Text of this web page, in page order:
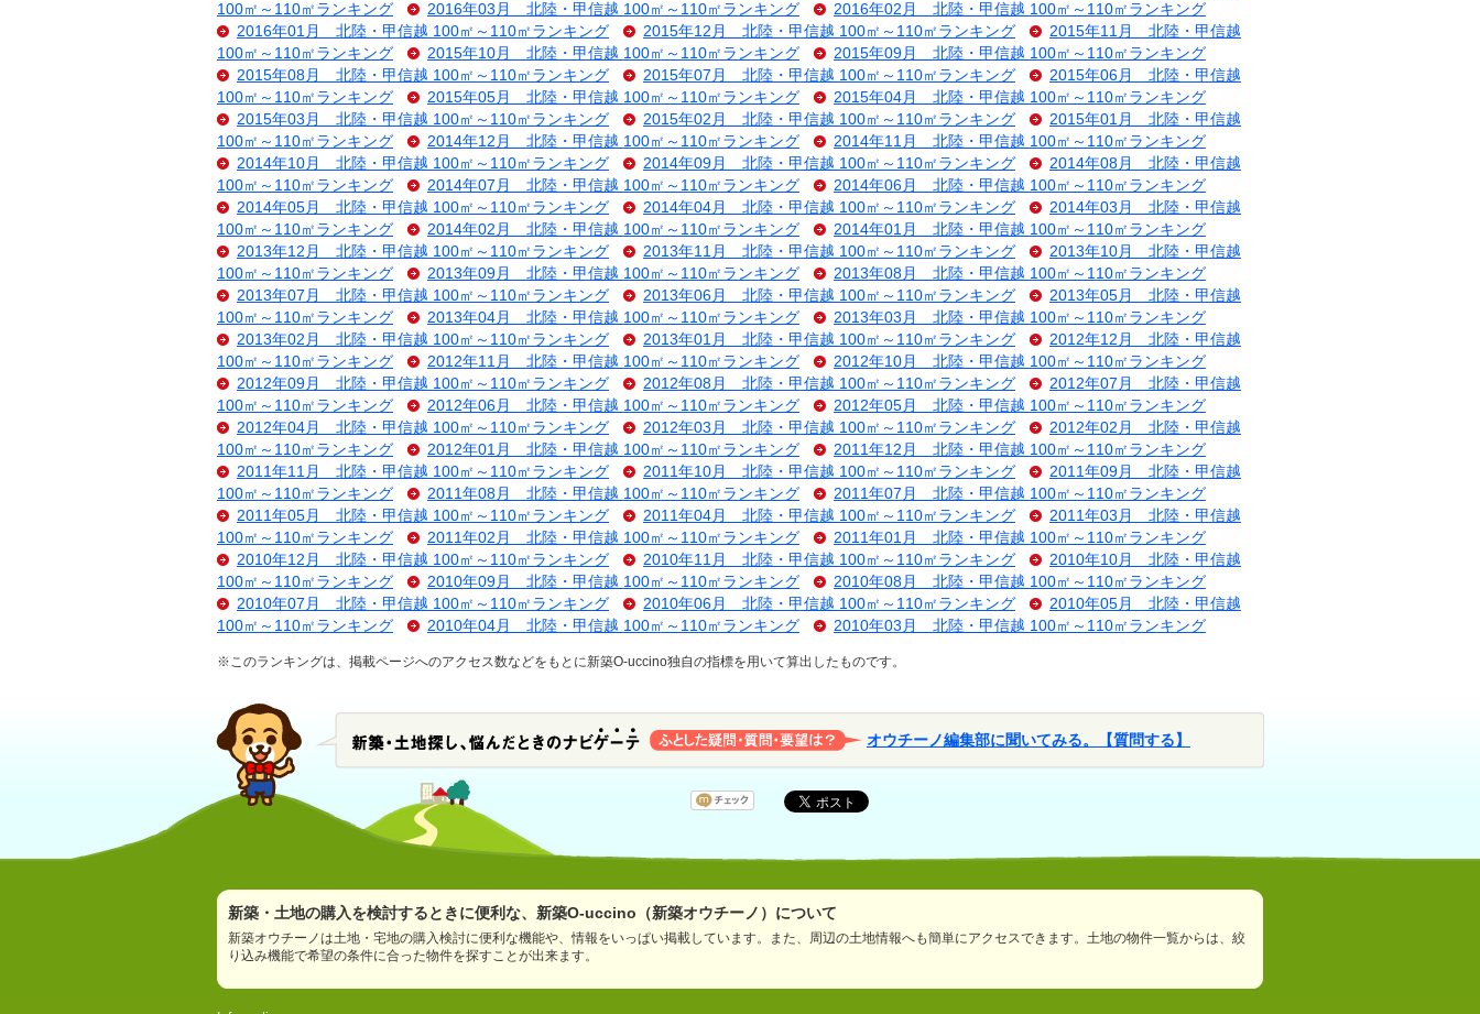
100㎡～110㎡ランキング
2016年03月 北陸・甲信越 100㎡～110㎡ランキング
2016年02月 北陸・甲信越 100㎡～110㎡ランキング
2016年01月 北陸・甲信越 100㎡～110㎡ランキング
2015年12月 北陸・甲信越 100㎡～110㎡ランキング
2015年11月 北陸・甲信越
100㎡～110㎡ランキング
2015年10月 北陸・甲信越 100㎡～110㎡ランキング
2015年09月 北陸・甲信越 100㎡～110㎡ランキング
2015年08月 北陸・甲信越 100㎡～110㎡ランキング
2015年07月 北陸・甲信越 100㎡～110㎡ランキング
2015年06月 北陸・甲信越
100㎡～110㎡ランキング
2015年05月 北陸・甲信越 100㎡～110㎡ランキング
2015年04月 北陸・甲信越 100㎡～110㎡ランキング
2015年03月 北陸・甲信越 100㎡～110㎡ランキング
2015年02月 北陸・甲信越 100㎡～110㎡ランキング
2015年01月 北陸・甲信越
100㎡～110㎡ランキング
2014年12月 北陸・甲信越 100㎡～110㎡ランキング
2014年11月 北陸・甲信越 100㎡～110㎡ランキング
2014年10月 北陸・甲信越 100㎡～110㎡ランキング
2014年09月 北陸・甲信越 100㎡～110㎡ランキング
2014年08月 北陸・甲信越
100㎡～110㎡ランキング
2014年07月 北陸・甲信越 100㎡～110㎡ランキング
2014年06月 北陸・甲信越 100㎡～110㎡ランキング
2014年05月 北陸・甲信越 100㎡～110㎡ランキング
2014年04月 北陸・甲信越 100㎡～110㎡ランキング
2014年03月 北陸・甲信越
100㎡～110㎡ランキング
2014年02月 北陸・甲信越 100㎡～110㎡ランキング
2014年01月 北陸・甲信越 100㎡～110㎡ランキング
2013年12月 北陸・甲信越 100㎡～110㎡ランキング
2013年11月 北陸・甲信越 100㎡～110㎡ランキング
2013年10月 北陸・甲信越
100㎡～110㎡ランキング
2013年09月 北陸・甲信越 100㎡～110㎡ランキング
2013年08月 北陸・甲信越 100㎡～110㎡ランキング
2013年07月 北陸・甲信越 100㎡～110㎡ランキング
2013年06月 北陸・甲信越 100㎡～110㎡ランキング
2013年05月 北陸・甲信越
100㎡～110㎡ランキング
2013年04月 北陸・甲信越 100㎡～110㎡ランキング
2013年03月 北陸・甲信越 100㎡～110㎡ランキング
2013年02月 北陸・甲信越 100㎡～110㎡ランキング
2013年01月 北陸・甲信越 100㎡～110㎡ランキング
2012年12月 北陸・甲信越
100㎡～110㎡ランキング
2012年11月 北陸・甲信越 100㎡～110㎡ランキング
2012年10月 北陸・甲信越 100㎡～110㎡ランキング
2012年09月 北陸・甲信越 100㎡～110㎡ランキング
2012年08月 北陸・甲信越 100㎡～110㎡ランキング
2012年07月 北陸・甲信越
100㎡～110㎡ランキング
2012年06月 北陸・甲信越 100㎡～110㎡ランキング
2012年05月 北陸・甲信越 100㎡～110㎡ランキング
2012年04月 北陸・甲信越 100㎡～110㎡ランキング
2012年03月 北陸・甲信越 100㎡～110㎡ランキング
2012年02月 北陸・甲信越
100㎡～110㎡ランキング
2012年01月 北陸・甲信越 100㎡～110㎡ランキング
2011年12月 北陸・甲信越 100㎡～110㎡ランキング
2011年11月 北陸・甲信越 100㎡～110㎡ランキング
2011年10月 北陸・甲信越 100㎡～110㎡ランキング
2011年09月 北陸・甲信越
100㎡～110㎡ランキング
2011年08月 北陸・甲信越 100㎡～110㎡ランキング
2011年07月 北陸・甲信越 100㎡～110㎡ランキング
2011年05月 北陸・甲信越 100㎡～110㎡ランキング
2011年04月 北陸・甲信越 100㎡～110㎡ランキング
2011年03月 北陸・甲信越
100㎡～110㎡ランキング
2011年02月 北陸・甲信越 100㎡～110㎡ランキング
2011年01月 北陸・甲信越 100㎡～110㎡ランキング
2010年12月 北陸・甲信越 100㎡～110㎡ランキング
2010年11月 北陸・甲信越 100㎡～110㎡ランキング
2010年10月 北陸・甲信越
100㎡～110㎡ランキング
2010年09月 北陸・甲信越 100㎡～110㎡ランキング
2010年08月 北陸・甲信越 100㎡～110㎡ランキング
2010年07月 北陸・甲信越 100㎡～110㎡ランキング
2010年06月 北陸・甲信越 100㎡～110㎡ランキング
2010年05月 北陸・甲信越
100㎡～110㎡ランキング
2010年04月 北陸・甲信越 100㎡～110㎡ランキング 2010年03月 北陸・甲信越 100㎡～110㎡ランキング
※このランキングは、掲載ページへのアクセス数などをもとに新築O-uccino独自の指標を用いて算出したものです。
オウチーノ編集部に聞いてみる。【質問する】
新築・土地の購入を検討するときに便利な、新築O-uccino（新築オウチーノ）について
新築オウチーノは土地・宅地の購入検討に便利な機能や、情報をいっぱい掲載しています。また、周辺の土地情報へも簡単にアクセスできます。土地の物件一覧からは、絞
り込み機能で希望の条件に合った物件を探すことが出来ます。